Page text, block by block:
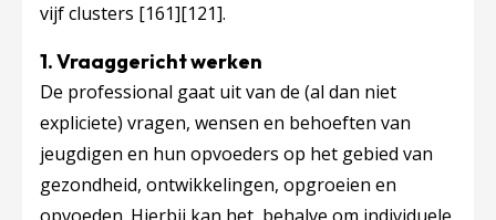
vijf clusters [161][121].
1. Vraaggericht werken
De professional gaat uit van de (al dan niet
expliciete) vragen, wensen en behoeften van
jeugdigen en hun opvoeders op het gebied van
gezondheid, ontwikkelingen, opgroeien en